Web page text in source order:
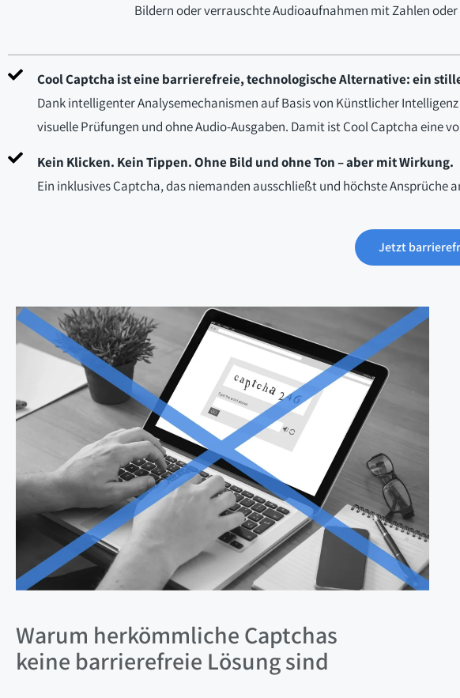
Bildern oder verrauschte Audioaufnahmen mit Zahlen
Cool Captcha ist eine barrierefreie, technologische Alternative: ein
Dank intelligenter Analysemechanismen auf Basis von Künstlicher
visuelle Prüfungen und ohne Audio-Ausgaben. Damit ist Cool Captcha eine
Kein Klicken. Kein Tippen. Ohne Bild und ohne Ton – aber mit Wirkung.
Ein inklusives Captcha, das niemanden ausschließt und höchste
Jetzt
Warum herkömmliche Captchas
keine barrierefreie Lösung sind